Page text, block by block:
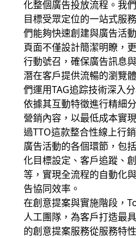
化整個廣告投放流程。我
目標受眾定位的一站式服
們能夠快速創建與廣告活
頁面不僅設計簡潔明瞭，
行動號召，確保廣告訊息
潛在客戶提供流暢的瀏覽
們運用TAG追踪技術深入
依據其互動特徵進行精細
營銷內容，以最低成本實
過TTO這款整合性線上行
廣告活動的各個環節，包
化目標設定、客戶追蹤、
等，實現全流程的自動化
告協同效率。
在創意提案與實施階段，
人工團隊，為客戶打造最
的創意提案服務從服務特